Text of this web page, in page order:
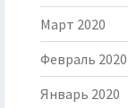
Март 2020
Февраль 2020
Январь 2020